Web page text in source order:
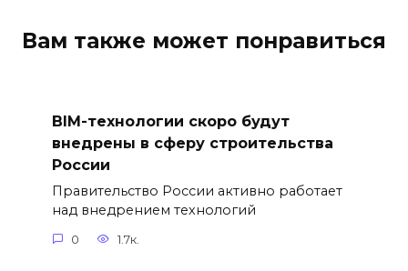
Вам также может понравиться
BIM-технологии скоро будут
внедрены в сферу строительства
России
Правительство России активно работает
над внедрением технологий
0 1.7к.